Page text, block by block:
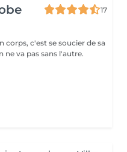
17
corps, c'est se soucier de sa
ne va pas sans l'autre.